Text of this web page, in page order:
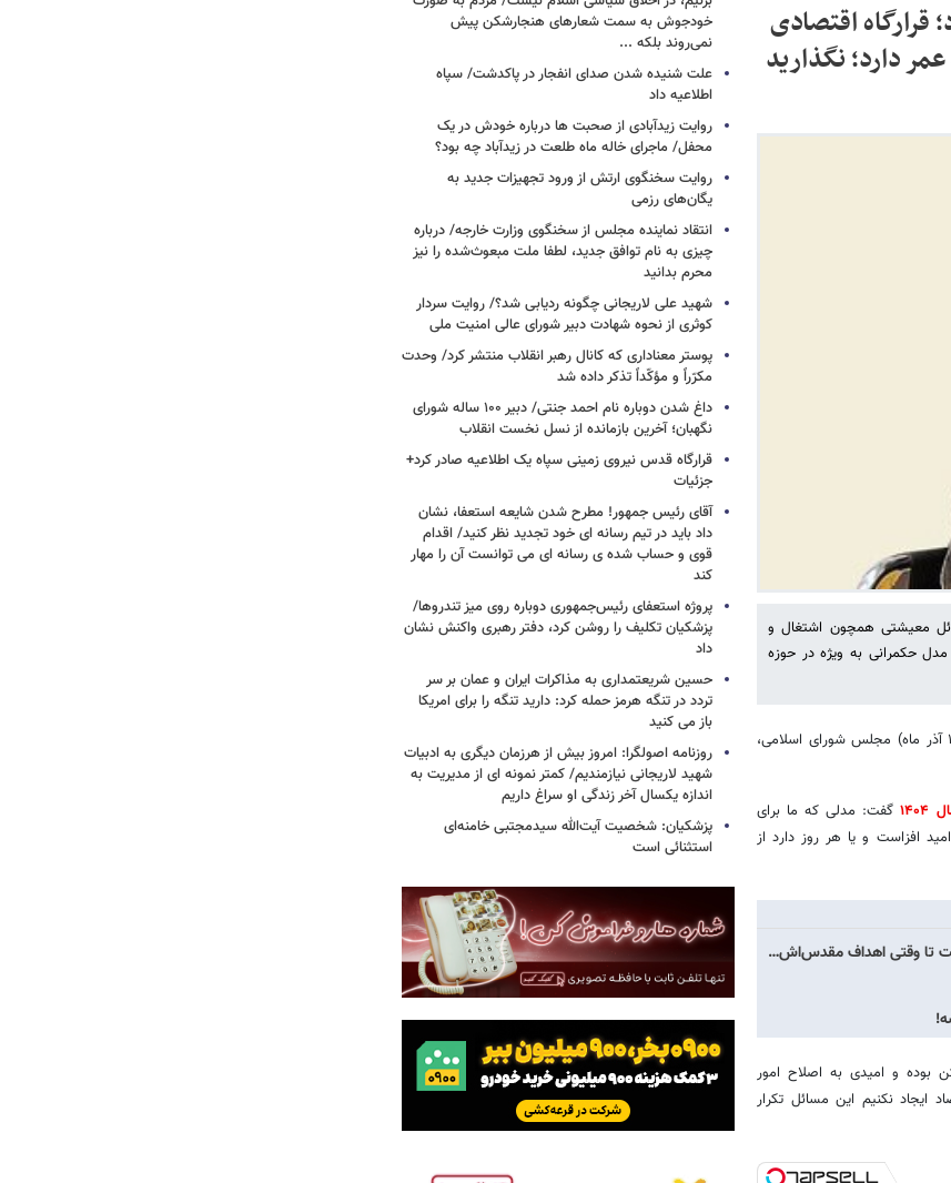
اقتصادی
یک نماینده: مجلس فعلی ۶ ماه عمر دارد؛ نگذارید
معیشتی همچون اشتغال و
حکمرانی به ویژه در حوزه
به گزارش خبرگزاری خبرآنلاین، محمد تقی نقدعلی در نشست علنی امروز (یکشنبه ۱۸ آذر ماه) مجلس شورای اسلامی،
گفت: مدلی که ما برای
افزاست و یا هر روز دارد از
تا وقتی اهداف مقدس‌اش…
بوده و امیدی به اصلاح امور
ایجاد نکنیم این مسائل تکرار
خودجوش به سمت شعارهای هنجارشکن پیش
نمی‌روند بلکه ...
علت شنیده شدن صدای انفجار در پاکدشت/ سپاه
اطلاعیه داد
روایت زیدآبادی از صحبت ها درباره خودش در یک
محفل/ ماجرای خاله ماه طلعت در زیدآباد چه بود؟
روایت سخنگوی ارتش از ورود تجهیزات جدید به
یگان‌های رزمی
انتقاد نماینده مجلس از سخنگوی وزارت خارجه/ درباره
چیزی به نام توافق جدید، لطفا ملت مبعوث‌شده را نیز
محرم بدانید
شهید علی لاریجانی چگونه ردیابی شد؟/ روایت سردار
کوثری از نحوه شهادت دبیر شورای عالی امنیت ملی
پوستر معناداری که کانال رهبر انقلاب منتشر کرد/ وحدت
مکرّراً و مؤکّداً تذکر داده شد
داغ شدن دوباره نام احمد جنتی/ دبیر ۱۰۰ ساله شورای
نگهبان؛ آخرین بازمانده از نسل نخست انقلاب
قرارگاه قدس نیروی زمینی سپاه یک اطلاعیه صادر کرد+
جزئیات
آقای رئیس جمهور! مطرح شدن شایعه استعفا، نشان
داد باید در تیم رسانه ای خود تجدید نظر کنید/ اقدام
قوی و حساب شده ی رسانه ای می توانست آن را مهار
کند
پروژه استعفای رئیس‌جمهوری دوباره روی میز تندروها/
پزشکیان تکلیف را روشن کرد، دفتر رهبری واکنش نشان
داد
حسین شریعتمداری به مذاکرات ایران و عمان بر سر
تردد در تنگه هرمز حمله کرد: دارید تنگه را برای امریکا
باز می کنید
روزنامه اصولگرا: امروز بیش از هرزمان دیگری به ادبیات
شهید لاریجانی نیازمندیم/ کمتر نمونه ای از مدیریت به
اندازه یکسال آخر زندگی او سراغ داریم
پزشکیان: شخصیت آیت‌الله سیدمجتبی خامنه‌ای
استثنائی است